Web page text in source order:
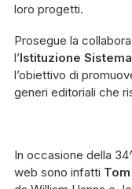
loro progetti.
Prosegue la
l’Istituzione
l’obiettivo di
generi editoriali che
In occasione della
web sono infatti